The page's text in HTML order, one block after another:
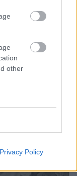
other
Privacy Policy
és abból,